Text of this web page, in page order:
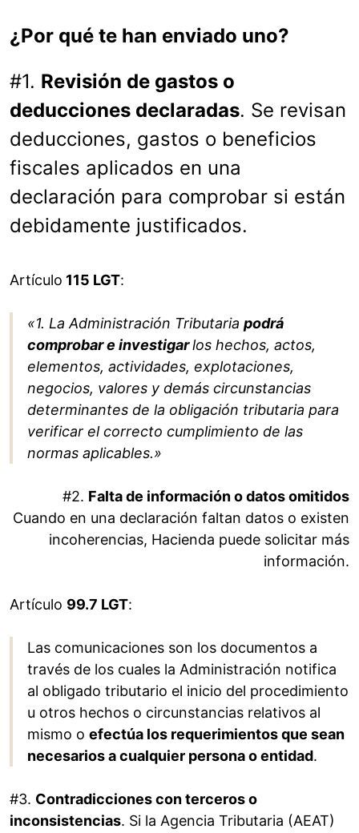
¿Por qué te han enviado uno?
#1. Revisión de gastos o
deducciones declaradas. Se revisan
deducciones, gastos o beneficios
fiscales aplicados en una
declaración para comprobar si están
debidamente justificados.
Artículo 115 LGT:
«1. La Administración Tributaria podrá
comprobar e investigarlos hechos, actos,
elementos, actividades, explotaciones,
negocios, valores y demás circunstancias
determinantes de la obligación tributaria para
verificar el correcto cumplimiento de las
normas aplicables.»
#2. Falta de información o datos omitidos
Cuando en una declaración faltan datos o existen
incoherencias, Hacienda puede solicitar más
información.
Artículo 99.7 LGT:
Las comunicaciones son los documentos a
través de los cuales la Administración notifica
al obligado tributario el inicio del procedimiento
u otros hechos o circunstancias relativos al
mismo o efectúa los requerimientos que sean
necesarios a cualquier persona o entidad.
#3. Contradicciones con terceros o
inconsistencias. Si la Agencia Tributaria (AEAT)